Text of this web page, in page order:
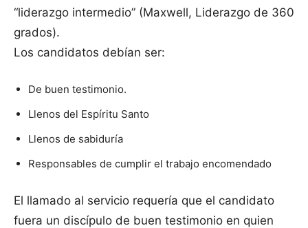
“liderazgo intermedio” (Maxwell, Liderazgo de 360
grados).
Los candidatos debían ser:
De buen testimonio.
Llenos del Espíritu Santo
Llenos de sabiduría
Responsables de cumplir el trabajo encomendado
El llamado al servicio requería que el candidato
fuera un discípulo de buen testimonio en quien